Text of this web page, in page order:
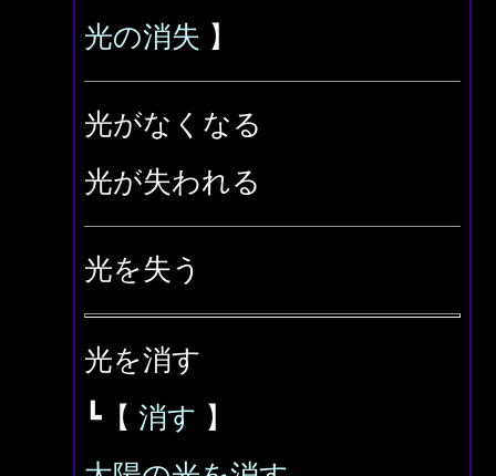
光の消失 】
光がなくなる
光が失われる
光を失う
光を消す
┗【 消す 】